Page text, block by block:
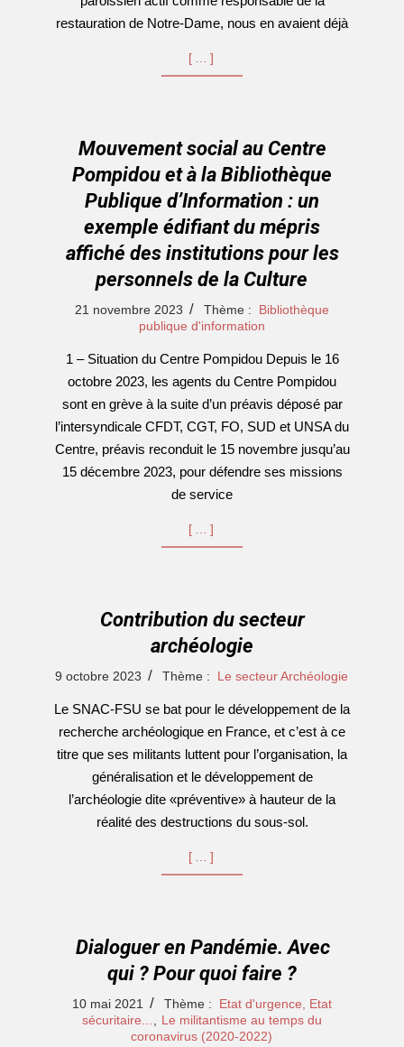
restauration de Notre-Dame, nous en avaient déjà
[…]
Mouvement social au Centre
Pompidou et à la Bibliothèque
Publique d’Information : un
exemple édifiant du mépris
affiché des institutions pour les
personnels de la Culture
2023-21 novembre 2023 Thème :
Bibliothèque
publique d'information
1 – Situation du Centre Pompidou Depuis le 16
octobre 2023, les agents du Centre Pompidou
sont en grève à la suite d’un préavis déposé par
l’intersyndicale CFDT, CGT, FO, SUD et UNSA du
Centre, préavis reconduit le 15 novembre jusqu’au
15 décembre 2023, pour défendre ses missions
de service
[…]
Contribution du secteur
archéologie
2023-
09
9 octobre 2023 Thème : Le secteur Archéologie
Le SNAC-FSU se bat pour le développement de la
recherche archéologique en France, et c’est à ce
titre que ses militants luttent pour l’organisation, la
généralisation et le développement de
l’archéologie dite «préventive» à hauteur de la
réalité des destructions du sous-sol.
[…]
Dialoguer en Pandémie. Avec
qui ? Pour quoi faire ?
2021-10 mai 2021 Thème :
Etat d'urgence, Etat
sécuritaire...
Le militantisme au temps du
coronavirus (2020-2022)